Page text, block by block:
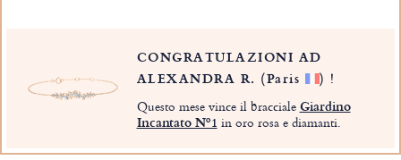
CONGRATULAZIONI AD
ALEXANDRA R. (Paris ) !
Questo mese vince il braccialeGiardino
Incantato Nº1 in oro rosa e diamanti.